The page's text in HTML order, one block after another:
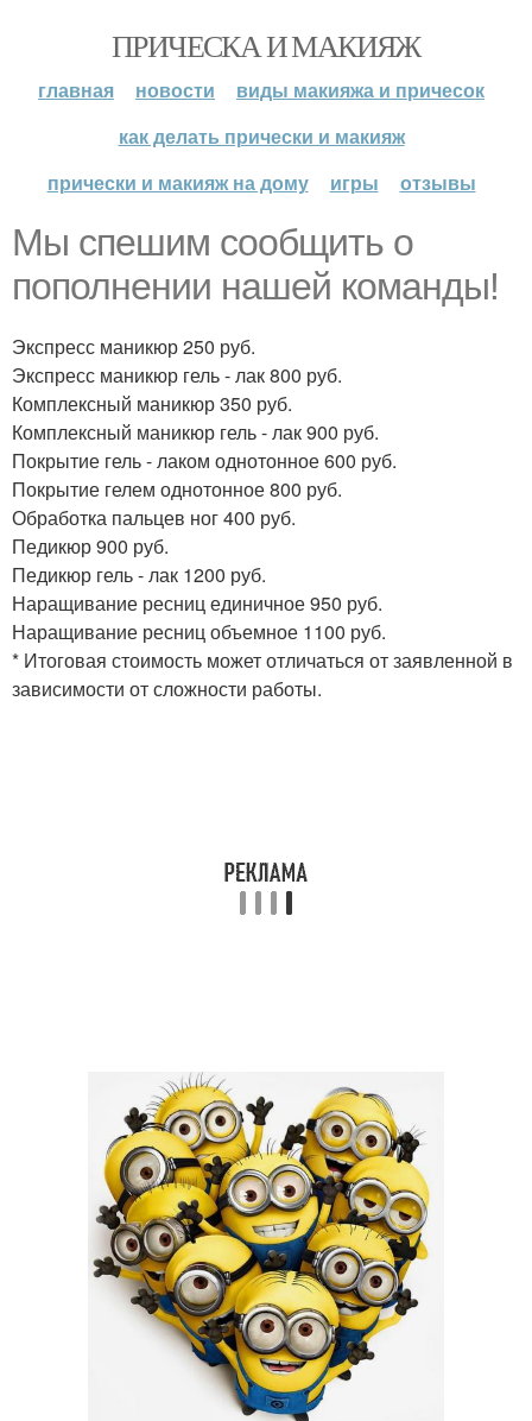
ПРИЧЕСКА И МАКИЯЖ
главная новости
виды макияжа и причесок
как делать прически и макияж
прически и макияж на дому
игры отзывы
Мы спешим сообщить о
пополнении нашей команды!
Экспресс маникюр 250 руб.
Экспресс маникюр гель - лак 800 руб.
Комплексный маникюр 350 руб.
Комплексный маникюр гель - лак 900 руб.
Покрытие гель - лаком однотонное 600 руб.
Покрытие гелем однотонное 800 руб.
Обработка пальцев ног 400 руб.
Педикюр 900 руб.
Педикюр гель - лак 1200 руб.
Наращивание ресниц единичное 950 руб.
Наращивание ресниц объемное 1100 руб.
* Итоговая стоимость может отличаться от заявленной в
зависимости от сложности работы.